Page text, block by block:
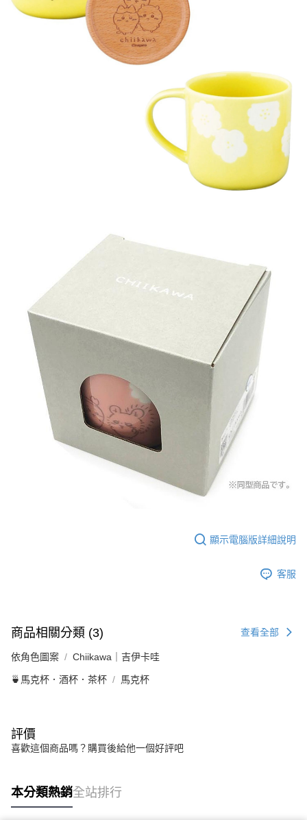
顯示電腦版詳細說明
客服
商品相關分類 (3) 查看全部
依角色圖案 Chiikawa｜吉伊卡哇
🍵馬克杯．酒杯．茶杯 馬克杯
評價
喜歡這個商品嗎？購買後給他一個好評吧
本分類熱銷全站排行